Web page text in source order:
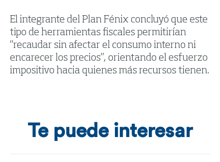
El integrante del Plan Fénix concluyó que este
tipo de herramientas fiscales permitirían
“recaudar sin afectar el consumo interno ni
encarecer los precios”, orientando el esfuerzo
impositivo hacia quienes más recursos tienen.
Te puede interesar